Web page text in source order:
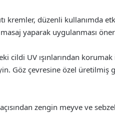
kremler, düzenli kullanımda
yaparak uygulanması
cildi UV ışınlarından
Göz çevresine özel üretilmiş
zengin meyve ve